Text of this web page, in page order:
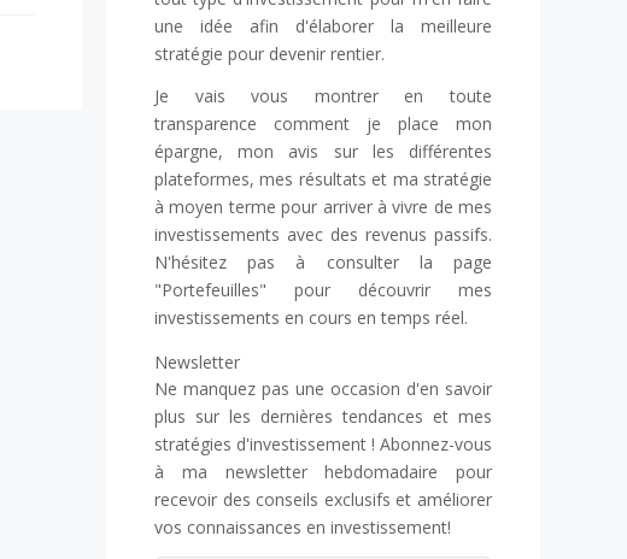
une idée afin d'élaborer la meilleure
stratégie pour devenir rentier.
Je vais vous montrer en toute
transparence comment je place mon
épargne, mon avis sur les différentes
plateformes, mes résultats et ma stratégie
à moyen terme pour arriver à vivre de mes
investissements avec des revenus passifs.
N'hésitez pas à consulter la page
"Portefeuilles" pour découvrir mes
investissements en cours en temps réel.
Newsletter
Ne manquez pas une occasion d'en savoir
plus sur les dernières tendances et mes
stratégies d'investissement ! Abonnez-vous
à ma newsletter hebdomadaire pour
recevoir des conseils exclusifs et améliorer
vos connaissances en investissement!